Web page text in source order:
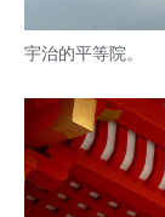
宇治的平等院。